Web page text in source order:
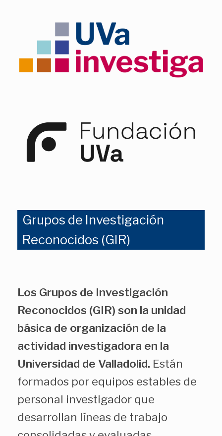
Grupos de Investigación
Reconocidos (GIR)
Los Grupos de Investigación
Reconocidos (GIR) son la unidad
básica de organización de la
actividad investigadora en la
Universidad de Valladolid. Están
formados por equipos estables de
personal investigador que
desarrollan líneas de trabajo